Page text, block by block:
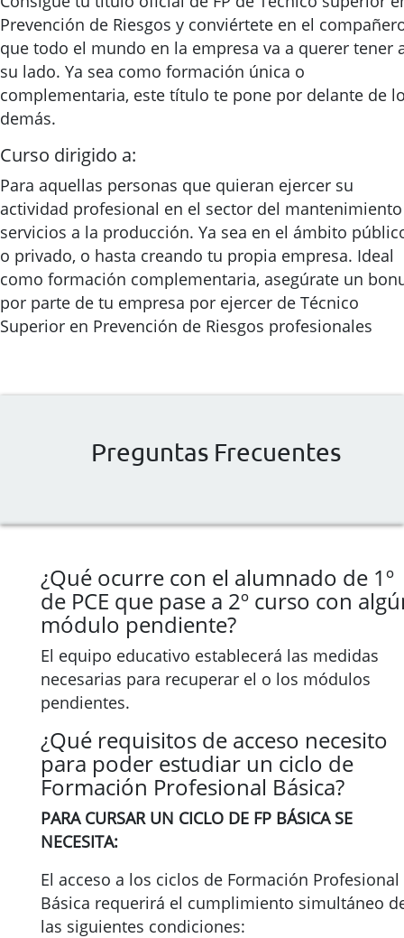
Prevención de Riesgos y conviértete en el
que todo el mundo en la empresa va a querer tener
su lado. Ya sea como formación única o
complementaria, este título te pone por delante de
demás.
Curso dirigido a:
Para aquellas personas que quieran ejercer su
actividad profesional en el sector del
servicios a la producción. Ya sea en el ámbito
o privado, o hasta creando tu propia empresa. Ideal
como formación complementaria, asegúrate un
por parte de tu empresa por ejercer de Técnico
Superior en Prevención de Riesgos profesionales
Preguntas Frecuentes
¿Qué ocurre con el alumnado de 1º
de PCE que pase a 2º curso con
módulo pendiente?
El equipo educativo establecerá las medidas
necesarias para recuperar el o los módulos
pendientes.
¿Qué requisitos de acceso necesito
para poder estudiar un ciclo de
Formación Profesional Básica?
PARA CURSAR UN CICLO DE FP BÁSICA SE
NECESITA:
El acceso a los ciclos de Formación Profesional
Básica requerirá el cumplimiento simultáneo
las siguientes condiciones: